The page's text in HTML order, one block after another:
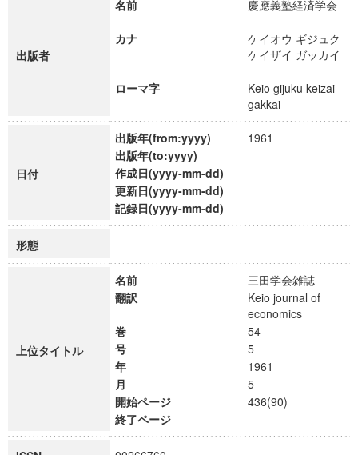
出版者
名前 慶應義塾経済学会
カナ
ケイオウ ギジュク
ケイザイ ガッカイ
ローマ字
Keio gijuku keizai
gakkai
日付
出版年(from:yyyy)
1961
出版年(to:yyyy)
作成日(yyyy-mm-dd)
更新日(yyyy-mm-dd)
記録日(yyyy-mm-dd)
形態
上位タイトル
名前
三田学会雑誌
翻訳
Keio journal of
economics
巻
54
号
5
年
1961
月
5
開始ページ
436(90)
終了ページ